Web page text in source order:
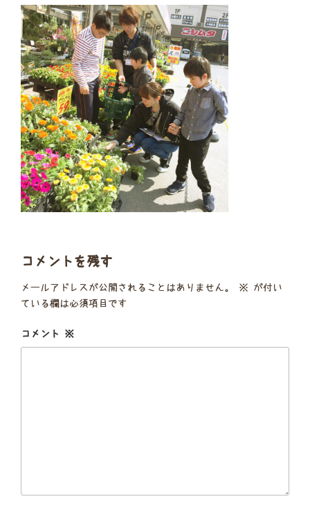
コメントを残す
メールアドレスが公開されることはありません。 ※ が付い
ている欄は必須項目です
コメント ※